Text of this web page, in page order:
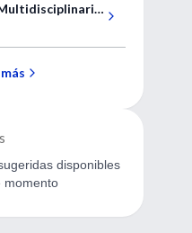
Tony Buzan
tiene por qué ser
disponibles
momento